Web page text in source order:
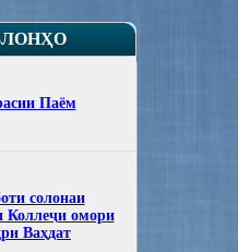
Паём
солонаи
Коллеҷи омори
Ваҳдат